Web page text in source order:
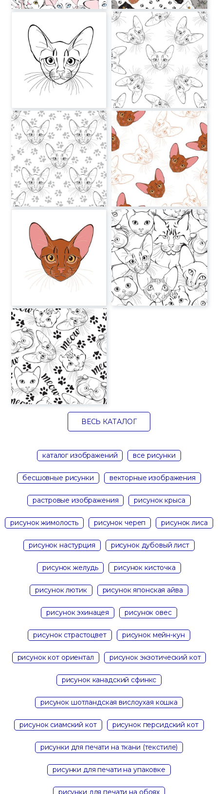
ВЕСЬ КАТАЛОГ
каталог изображений все рисунки
бесшовные рисунки векторные изображения
растровые изображения рисунок крыса
рисунок жимолость рисунок череп рисунок лиса
рисунок настурция рисунок дубовый лист
рисунок желудь рисунок кисточка
рисунок лютик рисунок японская айва
рисунок эхинацея рисунок овес
рисунок страстоцвет рисунок мейн-кун
рисунок кот ориентал рисунок экзотический кот
рисунок канадский сфинкс
рисунок шотландская вислоухая кошка
рисунок сиамский кот рисунок персидский кот
рисунки для печати на ткани (текстиле)
рисунки для печати на упаковке
рисунки для печати на обоях